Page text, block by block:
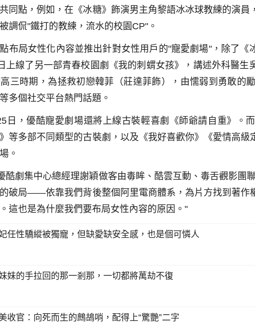
同點，例如，在《冰糖》飾演男主角黎語冰冰球教練的演
調侃"鐵打的教練，流水的校園CP"。
布局女性化內容並推出針對女性用戶的"寵愛劇場"，除了《
上線了另一部青春校園劇《我的刺蝟女孩》，講述外科醫生
三時期，為拯救初戀韓菲（莊達菲飾），由懦弱到勇敢的
多個社交平台熱門話題。
日，優酷寵愛劇場還將上線古裝輕喜劇《師爺請自重》。
等多部不同類型的古裝劇，以及《我好喜歡你》《愛情高
。
酷劇集中心總經理謝穎做客由毒眸、酷雲互動、毒舌觀影團
破局——依靠我們背後整個阿里電商體系，為片方找到著作
這也是為什麼我們要布局女性內容的原因。"
任性驕縱被獨寵，但缺愛缺安全感，也是個可憐人
妹的手拉回的那一剎那，一切都將萬劫不復
收官：向死而生的鷓鴣哨，配得上“驚艷”二字